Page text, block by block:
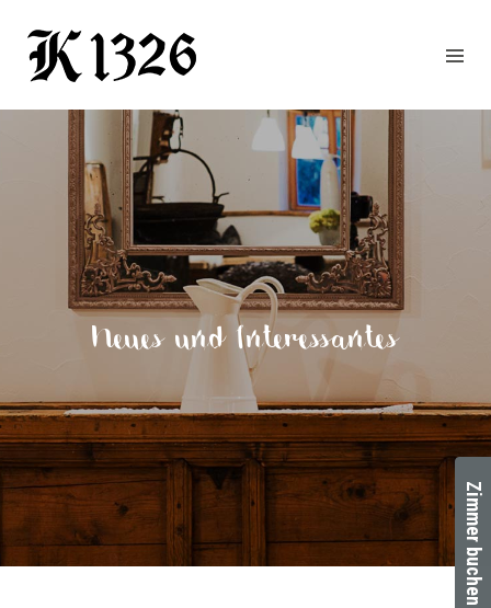
HOTEL
EVENTS
KONTAKT
ANFRAGE
CHRONIK
Neues und Interessantes
Zimmer buchen